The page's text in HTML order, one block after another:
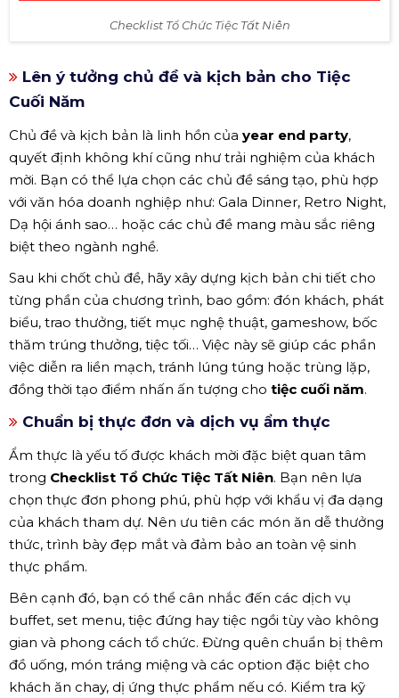
Checklist Tổ Chức Tiệc Tất Niên
Lên ý tưởng chủ đề và kịch bản cho Tiệc
Cuối Năm
Chủ đề và kịch bản là linh hồn của year end party,
quyết định không khí cũng như trải nghiệm của khách
mời. Bạn có thể lựa chọn các chủ đề sáng tạo, phù hợp
với văn hóa doanh nghiệp như: Gala Dinner, Retro Night,
Dạ hội ánh sao… hoặc các chủ đề mang màu sắc riêng
biệt theo ngành nghề.
Sau khi chốt chủ đề, hãy xây dựng kịch bản chi tiết cho
từng phần của chương trình, bao gồm: đón khách, phát
biểu, trao thưởng, tiết mục nghệ thuật, gameshow, bốc
thăm trúng thưởng, tiệc tối… Việc này sẽ giúp các phần
việc diễn ra liền mạch, tránh lúng túng hoặc trùng lặp,
đồng thời tạo điểm nhấn ấn tượng cho tiệc cuối năm.
Chuẩn bị thực đơn và dịch vụ ẩm thực
Ẩm thực là yếu tố được khách mời đặc biệt quan tâm
trong Checklist Tổ Chức Tiệc Tất Niên. Bạn nên lựa
chọn thực đơn phong phú, phù hợp với khẩu vị đa dạng
của khách tham dự. Nên ưu tiên các món ăn dễ thưởng
thức, trình bày đẹp mắt và đảm bảo an toàn vệ sinh
thực phẩm.
Bên cạnh đó, bạn có thể cân nhắc đến các dịch vụ
buffet, set menu, tiệc đứng hay tiệc ngồi tùy vào không
gian và phong cách tổ chức. Đừng quên chuẩn bị thêm
đồ uống, món tráng miệng và các option đặc biệt cho
khách ăn chay, dị ứng thực phẩm nếu có. Kiểm tra kỹ